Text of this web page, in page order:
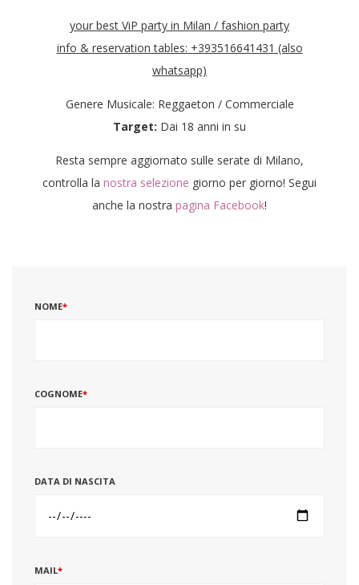
your best ViP party in Milan / fashion party
info & reservation tables: +393516641431 (also
whatsapp)
Genere Musicale: Reggaeton / Commerciale
Target: Dai 18 anni in su
Resta sempre aggiornato sulle serate di Milano,
controlla la nostra selezione giorno per giorno! Segui
anche la nostra pagina Facebook!
NOME*
COGNOME*
DATA DI NASCITA
MAIL*